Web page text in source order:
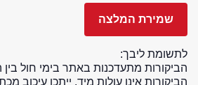
לתשומת ליבך:
הביקורות מתעדכנות באתר בימי חול בין השעות
הביקורות אינן עולות מיד. ייתכן עיכוב